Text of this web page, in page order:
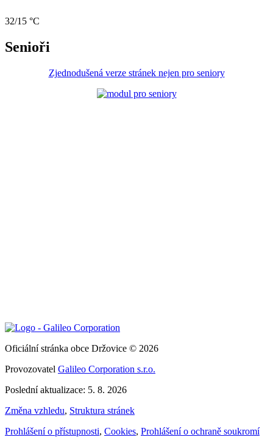
32/15 °C
Senioři
Zjednodušená verze stránek nejen pro seniory
Oficiální stránka obce Držovice © 2026
Provozovatel Galileo Corporation s.r.o.
Poslední aktualizace: 5. 8. 2026
Změna vzhledu, Struktura stránek
Prohlášení o přístupnosti, Cookies, Prohlášení o ochraně soukromí